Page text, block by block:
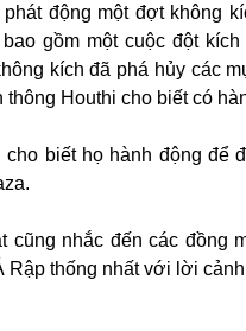
phát động một đợt không
gồm một cuộc đột
kích đã phá hủy các
thông Houthi cho biết có
cho biết họ hành động để
cũng nhắc đến các đồng
Rập thống nhất với lời